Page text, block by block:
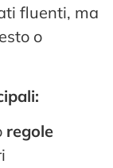
fluenti, ma
o
regole